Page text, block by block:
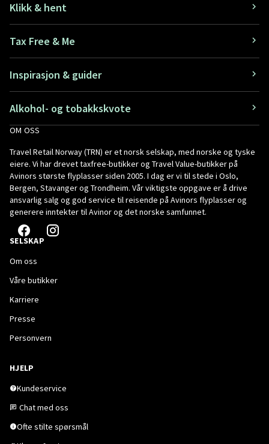
Klikk & hent
Tax Free & Me
Inspirasjon & guider
Alkohol- og tobakkskvote
OM OSS
Travel Retail Norway (TRN) er et norsk selskap, med norske og tyske
eiere. Vi har drevet taxfree-butikker og Travel Value-butikker på
Avinors største flyplasser siden 2005. I dag er vi til stede i Oslo,
Bergen, Stavanger og Trondheim. Vår viktigste oppgave er å drive
ansvarlig salg og god service til reisende på Avinors flyplasser og
generere inntekter til Avinor og det norske samfunnet.
SELSKAP
Om oss
Våre butikker
Karriere
Presse
Personvern
HJELP
Kundeservice
Chat med oss
Ofte stilte spørsmål